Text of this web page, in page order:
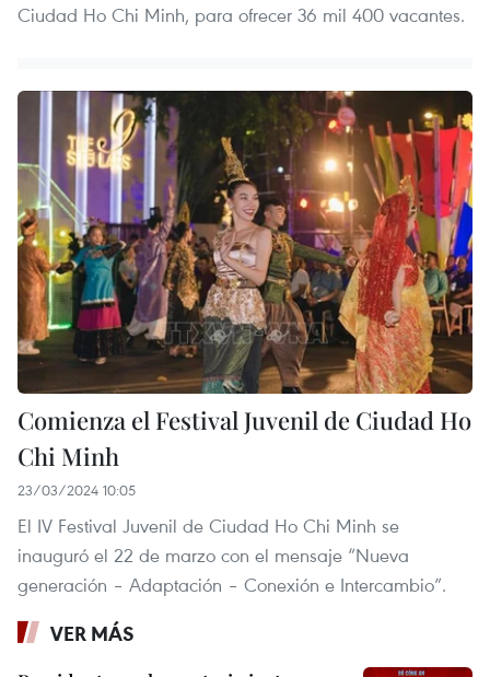
Ciudad Ho Chi Minh, para ofrecer 36 mil 400 vacantes.
Comienza el Festival Juvenil de Ciudad Ho
Chi Minh
23/03/2024 10:05
El IV Festival Juvenil de Ciudad Ho Chi Minh se
inauguró el 22 de marzo con el mensaje “Nueva
generación – Adaptación – Conexión e Intercambio”.
VER MÁS